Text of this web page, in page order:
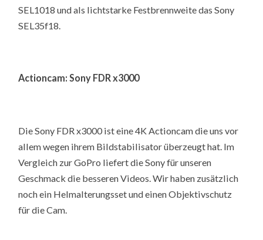
SEL1018 und als lichtstarke Festbrennweite das Sony
SEL35f18.
Actioncam: Sony FDR x3000
Die Sony FDR x3000 ist eine 4K Actioncam die uns vor
allem wegen ihrem Bildstabilisator überzeugt hat. Im
Vergleich zur GoPro liefert die Sony für unseren
Geschmack die besseren Videos. Wir haben zusätzlich
noch ein Helmalterungsset und einen Objektivschutz
für die Cam.